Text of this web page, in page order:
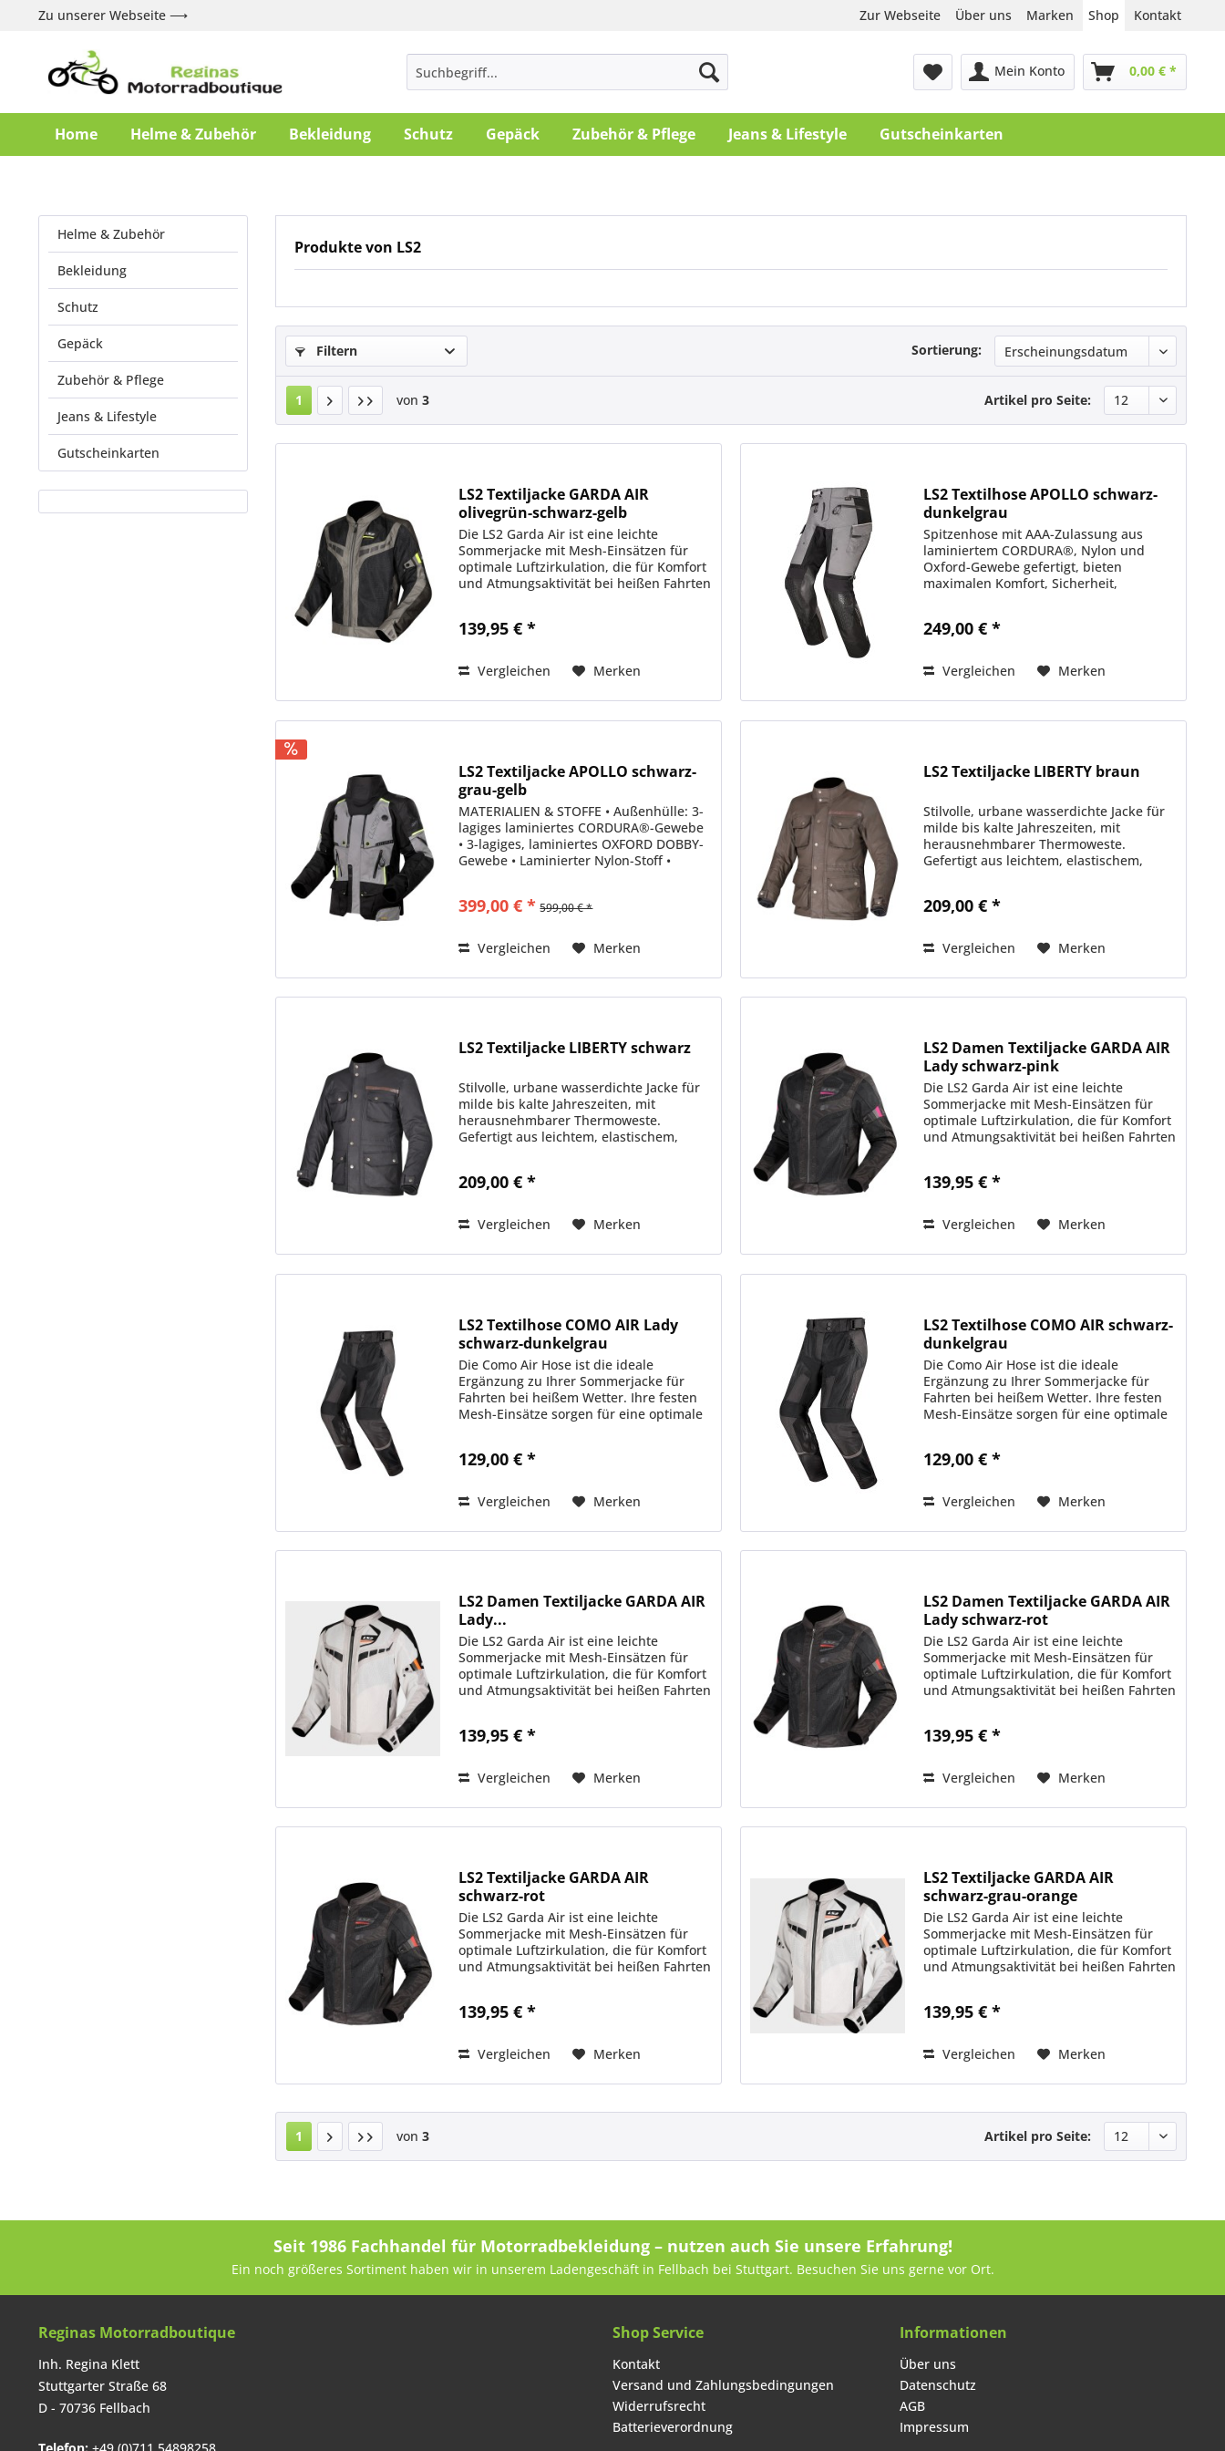
Zu unserer Webseite ⟶ Zur Webseite Über uns Marken Shop Kontakt
Mein Konto 0,00 € *
Home Helme & Zubehör Bekleidung Schutz Gepäck Zubehör & Pflege Jeans & Lifestyle Gutscheinkarten
Helme & Zubehör
Bekleidung
Schutz
Gepäck
Zubehör & Pflege
Jeans & Lifestyle
Gutscheinkarten
Produkte von LS2
Filtern Sortierung:
1 von 3 Artikel pro Seite:
LS2 Textiljacke GARDA AIR
olivegrün-schwarz-gelb
Die LS2 Garda Air ist eine leichte
Sommerjacke mit Mesh-Einsätzen für
optimale Luftzirkulation, die für Komfort
und Atmungsaktivität bei heißen Fahrten
139,95 € *
Vergleichen Merken
LS2 Textilhose APOLLO schwarz-
dunkelgrau
Spitzenhose mit AAA-Zulassung aus
laminiertem CORDURA®, Nylon und
Oxford-Gewebe gefertigt, bieten
maximalen Komfort, Sicherheit,
Abenteuer. MATERIALIEN & STOFFE...
249,00 € *
Vergleichen Merken
LS2 Textiljacke APOLLO schwarz-
grau-gelb
MATERIALIEN & STOFFE • Außenhülle: 3-
lagiges laminiertes CORDURA®-Gewebe
• 3-lagiges, laminiertes OXFORD DOBBY-
Gewebe • Laminierter Nylon-Stoff •
Wasserdichtigkeit: 21000 mm...
399,00 € * 599,00 € *
Vergleichen Merken
LS2 Textiljacke LIBERTY braun
Stilvolle, urbane wasserdichte Jacke für
milde bis kalte Jahreszeiten, mit
herausnehmbarer Thermoweste.
Gefertigt aus leichtem, elastischem,
MATERIALIEN & STOFFE •...
209,00 € *
Vergleichen Merken
LS2 Textiljacke LIBERTY schwarz
Stilvolle, urbane wasserdichte Jacke für
milde bis kalte Jahreszeiten, mit
herausnehmbarer Thermoweste.
Gefertigt aus leichtem, elastischem,
MATERIALIEN & STOFFE •...
209,00 € *
Vergleichen Merken
LS2 Damen Textiljacke GARDA AIR
Lady schwarz-pink
Die LS2 Garda Air ist eine leichte
Sommerjacke mit Mesh-Einsätzen für
optimale Luftzirkulation, die für Komfort
und Atmungsaktivität bei heißen Fahrten
139,95 € *
Vergleichen Merken
LS2 Textilhose COMO AIR Lady
schwarz-dunkelgrau
Die Como Air Hose ist die ideale
Ergänzung zu Ihrer Sommerjacke für
Fahrten bei heißem Wetter. Ihre festen
Mesh-Einsätze sorgen für eine optimale
bleiben....
129,00 € *
Vergleichen Merken
LS2 Textilhose COMO AIR schwarz-
dunkelgrau
Die Como Air Hose ist die ideale
Ergänzung zu Ihrer Sommerjacke für
Fahrten bei heißem Wetter. Ihre festen
Mesh-Einsätze sorgen für eine optimale
bleiben....
129,00 € *
Vergleichen Merken
LS2 Damen Textiljacke GARDA AIR
Lady...
Die LS2 Garda Air ist eine leichte
Sommerjacke mit Mesh-Einsätzen für
optimale Luftzirkulation, die für Komfort
und Atmungsaktivität bei heißen Fahrten
139,95 € *
Vergleichen Merken
LS2 Damen Textiljacke GARDA AIR
Lady schwarz-rot
Die LS2 Garda Air ist eine leichte
Sommerjacke mit Mesh-Einsätzen für
optimale Luftzirkulation, die für Komfort
und Atmungsaktivität bei heißen Fahrten
139,95 € *
Vergleichen Merken
LS2 Textiljacke GARDA AIR
schwarz-rot
Die LS2 Garda Air ist eine leichte
Sommerjacke mit Mesh-Einsätzen für
optimale Luftzirkulation, die für Komfort
und Atmungsaktivität bei heißen Fahrten
139,95 € *
Vergleichen Merken
LS2 Textiljacke GARDA AIR
schwarz-grau-orange
Die LS2 Garda Air ist eine leichte
Sommerjacke mit Mesh-Einsätzen für
optimale Luftzirkulation, die für Komfort
und Atmungsaktivität bei heißen Fahrten
139,95 € *
Vergleichen Merken
1 von 3 Artikel pro Seite:
Seit 1986 Fachhandel für Motorradbekleidung – nutzen auch Sie unsere Erfahrung!
Ein noch größeres Sortiment haben wir in unserem Ladengeschäft in Fellbach bei Stuttgart. Besuchen Sie uns gerne vor Ort.
Reginas Motorradboutique
Inh. Regina Klett
Stuttgarter Straße 68
D - 70736 Fellbach
Shop Service
Kontakt
Versand und Zahlungsbedingungen
Widerrufsrecht
Batterieverordnung
Informationen
Über uns
Datenschutz
AGB
Impressum